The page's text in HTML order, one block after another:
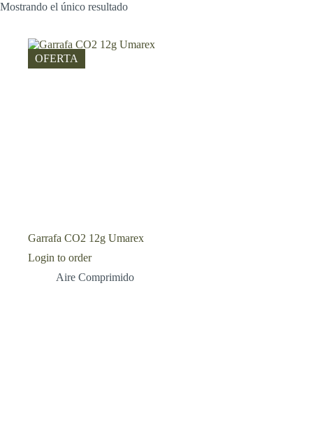
Mostrando el único resultado
OFERTA
Garrafa CO2 12g Umarex
Login to order
Aire Comprimido